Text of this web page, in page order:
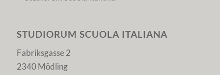
STUDIORUM SCUOLA ITALIANA
Fabriksgasse 2
2340 Mödling